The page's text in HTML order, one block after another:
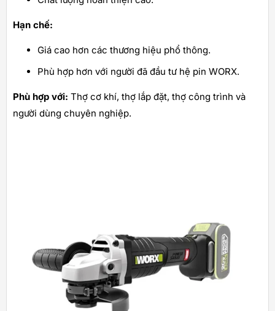
Hạn chế:
Giá cao hơn các thương hiệu phổ thông.
Phù hợp hơn với người đã đầu tư hệ pin WORX.
Phù hợp với: Thợ cơ khí, thợ lắp đặt, thợ công trình và
người dùng chuyên nghiệp.